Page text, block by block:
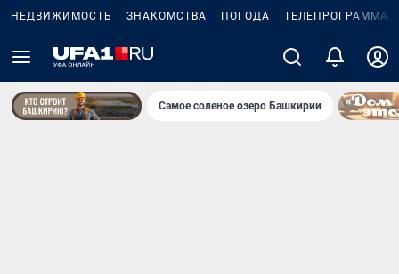
НЕДВИЖИМОСТЬ ЗНАКОМСТВА ПОГОДА ТЕЛЕПРОГРАММА
Самое соленое озеро Башкирии